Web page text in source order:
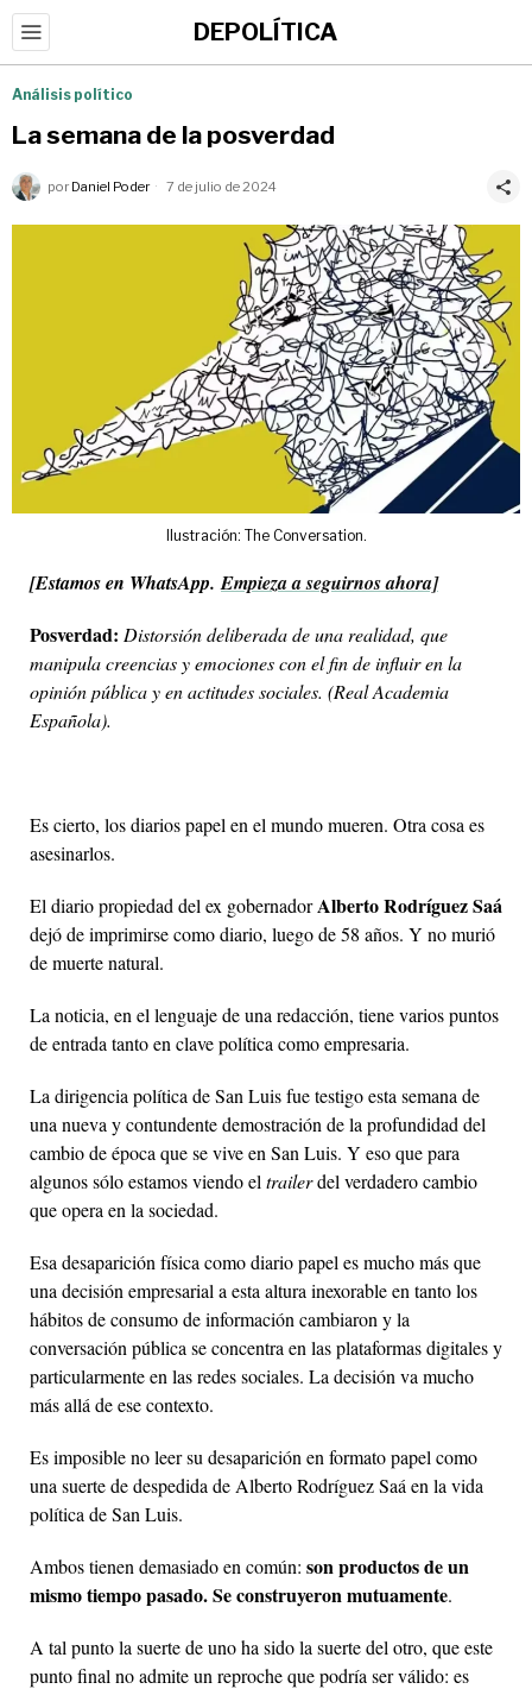
DEPOLÍTICA
Análisis político
La semana de la posverdad
por Daniel Poder 7 de julio de 2024
Ilustración: The Conversation.
[Estamos en WhatsApp.Empieza a seguirnos ahora]
Posverdad: Distorsión deliberada de una realidad, que
manipula creencias y emociones con el fin de influir en la
opinión pública y en actitudes sociales. (Real Academia
Española).
Es cierto, los diarios papel en el mundo mueren. Otra cosa es
asesinarlos.
El diario propiedad del ex gobernadorAlberto Rodríguez Saá
dejó de imprimirse como diario, luego de 58 años. Y no murió
de muerte natural.
La noticia, en el lenguaje de una redacción, tiene varios puntos
de entrada tanto en clave política como empresaria.
La dirigencia política de San Luis fue testigo esta semana de
una nueva y contundente demostración de la profundidad del
cambio de época que se vive en San Luis. Y eso que para
algunos sólo estamos viendo el trailerdel verdadero cambio
que opera en la sociedad.
Esa desaparición física como diario papel es mucho más que
una decisión empresarial a esta altura inexorable en tanto los
hábitos de consumo de información cambiaron y la
conversación pública se concentra en las plataformas digitales y
particularmente en las redes sociales. La decisión va mucho
más allá de ese contexto.
Es imposible no leer su desaparición en formato papel como
una suerte de despedida de Alberto Rodríguez Saá en la vida
política de San Luis.
Ambos tienen demasiado en común: son productos de un
mismo tiempo pasado. Se construyeron mutuamente.
A tal punto la suerte de uno ha sido la suerte del otro, que este
punto final no admite un reproche que podría ser válido: es